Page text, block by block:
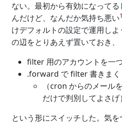
ない。最初から有効になって
んだけど、なんだか気持ち悪い1
けデフォルトの設定で運用し
の辺をとりあえず置いておき、
filter 用のアカウントを一
.forward で filter 書きまく
（cron からのメール
だけで判別してよさげ）
という形にスイッチした。気